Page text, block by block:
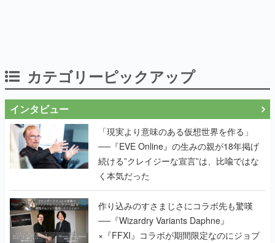
カテゴリーピックアップ
インタビュー
「現実より意味のある仮想世界を作る」
──『EVE Online』の生みの親が18年掲げ
続ける”クレイジーな宣言”は、比喩ではな
く本気だった
作り込みのすさまじさにコラボ先も驚嘆
──『Wizardry Variants Daphne』
×『FFXI』コラボが期間限定なのにジョブ